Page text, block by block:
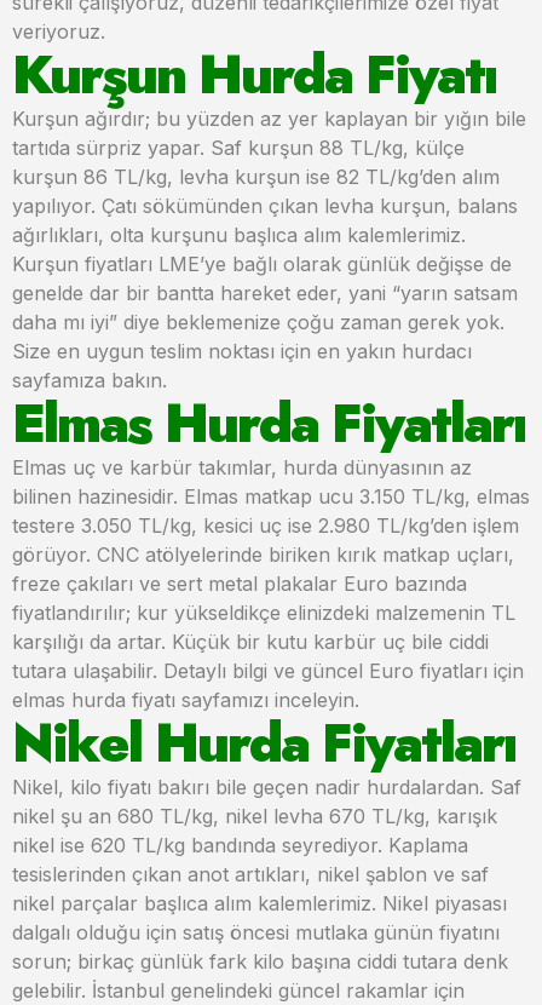
veriyoruz.
Kurşun Hurda Fiyatı
Kurşun ağırdır; bu yüzden az yer kaplayan bir yığın bile
tartıda sürpriz yapar. Saf kurşun 88 TL/kg, külçe
kurşun 86 TL/kg, levha kurşun ise 82 TL/kg’den alım
yapılıyor. Çatı sökümünden çıkan levha kurşun, balans
ağırlıkları, olta kurşunu başlıca alım kalemlerimiz.
Kurşun fiyatları LME’ye bağlı olarak günlük değişse de
genelde dar bir bantta hareket eder, yani “yarın satsam
daha mı iyi” diye beklemenize çoğu zaman gerek yok.
Size en uygun teslim noktası için en yakın hurdacı
sayfamıza bakın.
Elmas Hurda Fiyatları
Elmas uç ve karbür takımlar, hurda dünyasının az
bilinen hazinesidir. Elmas matkap ucu 3.150 TL/kg, elmas
testere 3.050 TL/kg, kesici uç ise 2.980 TL/kg’den işlem
görüyor. CNC atölyelerinde biriken kırık matkap uçları,
freze çakıları ve sert metal plakalar Euro bazında
fiyatlandırılır; kur yükseldikçe elinizdeki malzemenin TL
karşılığı da artar. Küçük bir kutu karbür uç bile ciddi
tutara ulaşabilir. Detaylı bilgi ve güncel Euro fiyatları için
elmas hurda fiyatı sayfamızı inceleyin.
Nikel Hurda Fiyatları
Nikel, kilo fiyatı bakırı bile geçen nadir hurdalardan. Saf
nikel şu an 680 TL/kg, nikel levha 670 TL/kg, karışık
nikel ise 620 TL/kg bandında seyrediyor. Kaplama
tesislerinden çıkan anot artıkları, nikel şablon ve saf
nikel parçalar başlıca alım kalemlerimiz. Nikel piyasası
dalgalı olduğu için satış öncesi mutlaka günün fiyatını
sorun; birkaç günlük fark kilo başına ciddi tutara denk
gelebilir. İstanbul genelindeki güncel rakamlar için